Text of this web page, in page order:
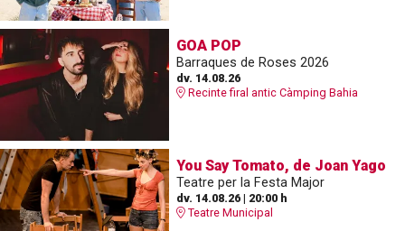
GOA POP
Barraques de Roses 2026
dv. 14.08.26
Recinte firal antic Càmping Bahia
You Say Tomato, de Joan Yago
Teatre per la Festa Major
dv. 14.08.26| 20:00 h
Teatre Municipal